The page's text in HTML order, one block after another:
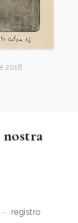
2016
nostra
- registro